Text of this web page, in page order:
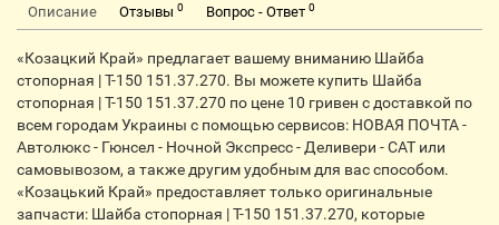
Описание Отзывы 0 Вопрос - Ответ 0
«Козацкий Край» предлагает вашему вниманию Шайба
стопорная | Т-150 151.37.270. Вы можете купить Шайба
стопорная | Т-150 151.37.270 по цене 10 гривен с доставкой по
всем городам Украины с помощью сервисов: НОВАЯ ПОЧТА -
Автолюкс - Гюнсел - Ночной Экспресс - Деливери - CАТ или
самовывозом, а также другим удобным для вас способом.
«Козацький Край» предоставляет только оригинальные
запчасти: Шайба стопорная | Т-150 151.37.270, которые